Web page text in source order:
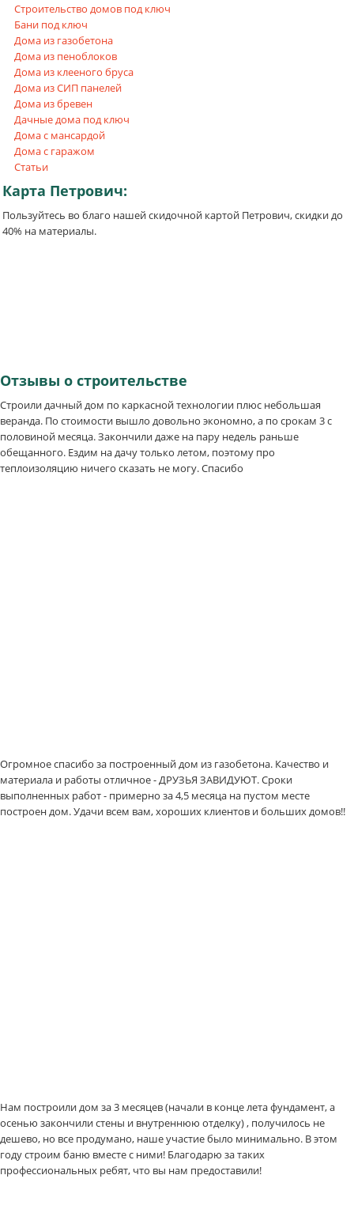
Строительство домов под ключ
Бани под ключ
Дома из газобетона
Дома из пеноблоков
Дома из клееного бруса
Дома из СИП панелей
Дома из бревен
Дачные дома под ключ
Дома с мансардой
Дома с гаражом
Статьи
Карта Петрович:
Пользуйтесь во благо нашей скидочной картой Петрович, скидки до
40% на материалы.
Отзывы о строительстве
Строили дачный дом по каркасной технологии плюс небольшая
веранда. По стоимости вышло довольно экономно, а по срокам 3 с
половиной месяца. Закончили даже на пару недель раньше
обещанного. Ездим на дачу только летом, поэтому про
теплоизоляцию ничего сказать не могу. Спасибо
Огромное спасибо за построенный дом из газобетона. Качество и
материала и работы отличное - ДРУЗЬЯ ЗАВИДУЮТ. Сроки
выполненных работ - примерно за 4,5 месяца на пустом месте
построен дом. Удачи всем вам, хороших клиентов и больших домов!!
Нам построили дом за 3 месяцев (начали в конце лета фундамент, а
осенью закончили стены и внутреннюю отделку) , получилось не
дешево, но все продумано, наше участие было минимально. В этом
году строим баню вместе с ними! Благодарю за таких
профессиональных ребят, что вы нам предоставили!